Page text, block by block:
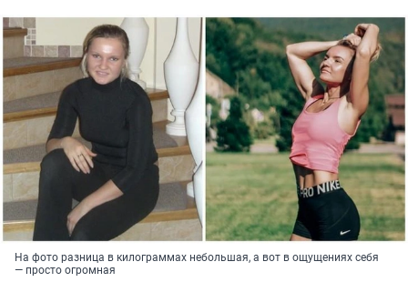
На фото разница в килограммах небольшая, а вот в ощущениях себя
— просто огромная